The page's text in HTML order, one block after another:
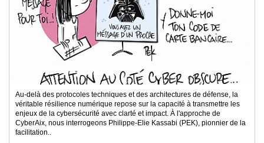
Au-delà des protocoles techniques et des architectures de défense, la
véritable résilience numérique repose sur la capacité à transmettre les
enjeux de la cybersécurité avec clarté et impact. À l'approche de
CyberAix, nous interrogeons Philippe-Elie Kassabi (PEK), pionnier de la
facilitation..